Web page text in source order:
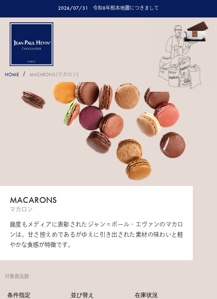
2026/07/31 令和8年熊本地震につきまして
HOME / MACARONS (マカロン)
MACARONS
マカロン
幾度もメディアに表彰されたジャン＝ポール・エヴァンのマカロ
ンは、甘さ控えめであるがゆえに引き出された素材の味わいと軽
やかな食感が特徴です。
対象商品数
条件指定 並び替え 在庫状況